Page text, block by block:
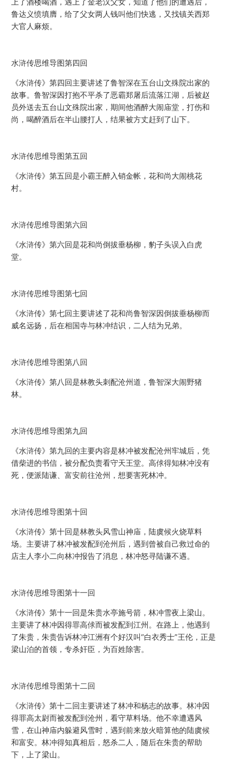
鲁达义愤填膺，给了父女两人钱叫他们快逃，又找镇关西郑
大官人麻烦。
水浒传思维导图第四回
《水浒传》第四回主要讲述了鲁智深在五台山文殊院出家的
故事。鲁智深因打抱不平杀了恶霸郑屠后流落江湖，后被赵
员外送去五台山文殊院出家，期间他酒醉大闹庙堂，打伤和
尚，喝醉酒后在半山腰打人，结果被方丈赶到了山下。
水浒传思维导图第五回
《水浒传》第五回是小霸王醉入销金帐，花和尚大闹桃花
村。
水浒传思维导图第六回
《水浒传》第六回是花和尚倒拔垂杨柳，豹子头误入白虎
堂。
水浒传思维导图第七回
《水浒传》第七回主要讲述了花和尚鲁智深因倒拔垂杨柳而
威名远扬，后在相国寺与林冲结识，二人结为兄弟。
水浒传思维导图第八回
《水浒传》第八回是林教头刺配沧州道，鲁智深大闹野猪
林。
水浒传思维导图第九回
《水浒传》第九回的主要内容是林冲被发配沧州牢城后，凭
借柴进的书信，被分配负责看守天王堂。高俅得知林冲没有
死，便派陆谦、富安前往沧州，想要害死林冲。
水浒传思维导图第十回
《水浒传》第十回是林教头风雪山神庙，陆虞候火烧草料
场。主要讲了林冲被发配到沧州后，遇到曾被自己救过命的
店主人李小二向林冲报告了消息，林冲怒寻陆谦不遇。
水浒传思维导图第十一回
《水浒传》第十一回是朱贵水亭施号箭，林冲雪夜上梁山。
主要讲了林冲因得罪高俅而被发配到江州。在路上，他遇到
了朱贵，朱贵告诉林冲江洲有个好汉叫“白衣秀士”王伦，正是
梁山泊的首领，专杀奸臣，为百姓除害。
水浒传思维导图第十二回
《水浒传》第十二回主要讲述了林冲和杨志的故事。林冲因
得罪高太尉而被发配到沧州，看守草料场。他不幸遭遇风
雪，在山神庙内躲避风雪时，遇到前来放火暗算他的陆虞候
和富安。林冲得知真相后，怒杀二人，随后在朱贵的帮助
下，上了梁山。